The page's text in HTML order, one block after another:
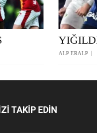
ALP ERALP
TAKİP EDİN